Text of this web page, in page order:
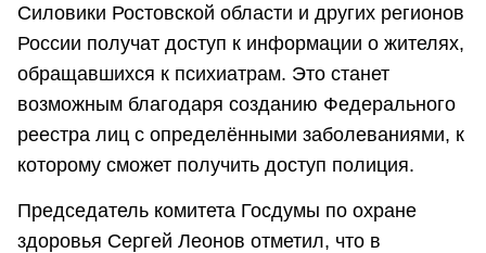
Силовики Ростовской области и других регионов
России получат доступ к информации о жителях,
обращавшихся к психиатрам. Это станет
возможным благодаря созданию Федерального
реестра лиц с определёнными заболеваниями, к
которому сможет получить доступ полиция.
Председатель комитета Госдумы по охране
здоровья Сергей Леонов отметил, что в